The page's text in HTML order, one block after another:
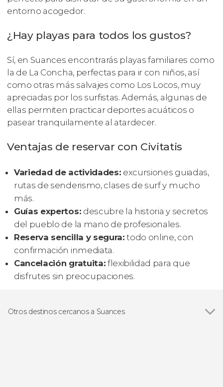
entorno acogedor.
¿Hay playas para todos los gustos?
Sí, en Suances encontrarás playas familiares como
la de La Concha, perfectas para ir con niños, así
como otras más salvajes como Los Locos, muy
apreciadas por los surfistas. Además, algunas de
ellas permiten practicar deportes acuáticos o
pasear tranquilamente al atardecer.
Ventajas de reservar con Civitatis
Variedad de actividades: excursiones guiadas,
rutas de senderismo, clases de surf y mucho
más.
Guías expertos: descubre la historia y secretos
del pueblo de la mano de profesionales.
Reserva sencilla y segura: todo online, con
confirmación inmediata.
Cancelación gratuita: flexibilidad para que
disfrutes sin preocupaciones.
Otros destinos cercanos a Suances